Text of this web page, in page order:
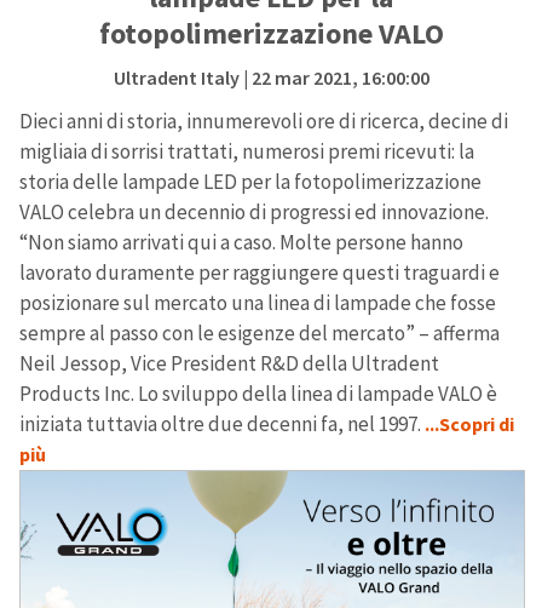
fotopolimerizzazione VALO
Ultradent Italy| 22 mar 2021, 16:00:00
Dieci anni di storia, innumerevoli ore di ricerca, decine di
migliaia di sorrisi trattati, numerosi premi ricevuti: la
storia delle lampade LED per la fotopolimerizzazione
VALO celebra un decennio di progressi ed innovazione.
“Non siamo arrivati qui a caso. Molte persone hanno
lavorato duramente per raggiungere questi traguardi e
posizionare sul mercato una linea di lampade che fosse
sempre al passo con le esigenze del mercato” – afferma
Neil Jessop, Vice President R&D della Ultradent
Products Inc. Lo sviluppo della linea di lampade VALO è
iniziata tuttavia oltre due decenni fa, nel 1997. ...Scopri di
più